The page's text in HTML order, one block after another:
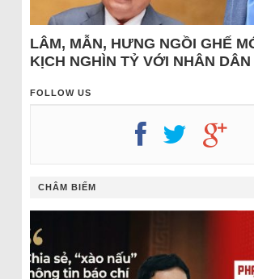
LÂM, MẪN, HƯNG NGỒI GHẾ
KỊCH NGHÌN TỶ VỚI NHÂN DÂN
FOLLOW US
CHÂM BIẾM